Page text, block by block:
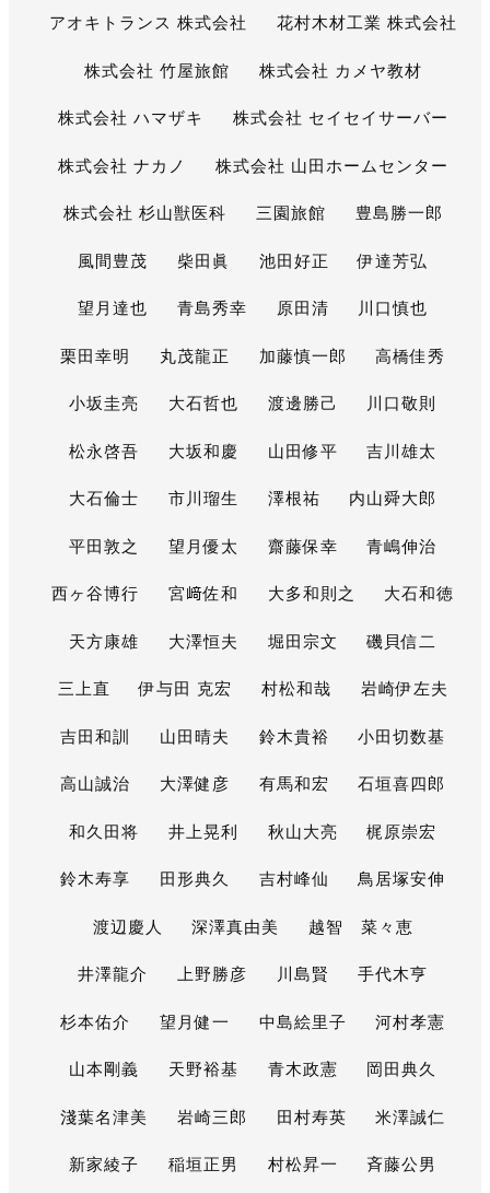
アオキトランス 株式会社 花村木材工業 株式会社
株式会社 竹屋旅館 株式会社 カメヤ教材
株式会社 ハマザキ 株式会社 セイセイサーバー
株式会社 ナカノ 株式会社 山田ホームセンター
株式会社 杉山獣医科 三園旅館 豊島勝一郎
風間豊茂 柴田眞 池田好正 伊達芳弘
望月達也 青島秀幸 原田清 川口慎也
栗田幸明 丸茂龍正 加藤慎一郎 高橋佳秀
小坂圭亮 大石哲也 渡邊勝己 川口敬則
松永啓吾 大坂和慶 山田修平 吉川雄太
大石倫士 市川瑠生 澤根祐 内山舜大郎
平田敦之 望月優太 齋藤保幸 青嶋伸治
西ヶ谷博行 宮﨑佐和 大多和則之 大石和徳
天方康雄 大澤恒夫 堀田宗文 磯貝信二
三上直 伊与田 克宏 村松和哉 岩崎伊左夫
吉田和訓 山田晴夫 鈴木貴裕 小田切数基
高山誠治 大澤健彦 有馬和宏 石垣喜四郎
和久田将 井上晃利 秋山大亮 梶原崇宏
鈴木寿享 田形典久 吉村峰仙 鳥居塚安伸
渡辺慶人 深澤真由美 越智 菜々恵
井澤龍介 上野勝彦 川島賢 手代木亨
杉本佑介 望月健一 中島絵里子 河村孝憲
山本剛義 天野裕基 青木政憲 岡田典久
淺葉名津美 岩崎三郎 田村寿英 米澤誠仁
新家綾子 稲垣正男 村松昇一 斉藤公男